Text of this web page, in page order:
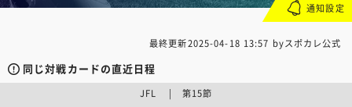
最終更新2025-04-18 13:57 byスポカレ公式
同じ対戦カードの直近日程
JFL | 第15節
通知設定